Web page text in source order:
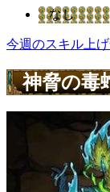
なし
今週のスキル上
神脅の毒